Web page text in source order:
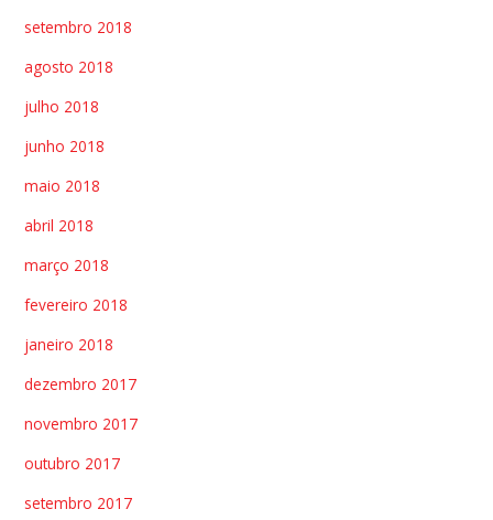
setembro 2018
agosto 2018
julho 2018
junho 2018
maio 2018
abril 2018
março 2018
fevereiro 2018
janeiro 2018
dezembro 2017
novembro 2017
outubro 2017
setembro 2017